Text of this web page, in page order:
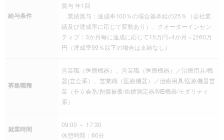
給与条件
賞与 年1回
業績賞与：達成率100％の場合基本給の25％（会社業
績及び達成率に応じて変動あり）、クオーターインセン
ティブ：3か月毎に達成に応じて15万円×4か月＝計60万
円（達成率99％以下の場合は支給なし）
募集職種
営業職（医療機器）、営業職（医療機器）／治療用具/機
器(立会系）、営業職（医療機器）／治療用具/医療機器営
業（非立会系/創傷被覆/血糖測定器/ME機器/モダリティ
系）
就業時間
09:00 ～ 17:30
休憩時間：60分